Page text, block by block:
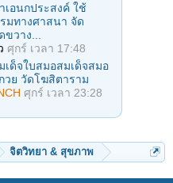
เอนกประสงค์ ใช้
มทางศาสนา จัด
วาง...
ศุกร์ เวลา 17:48
ด็จใบสมอสมเด็จสมอ
วย วัดโฆสิตาราม
ศุกร์ เวลา 23:28
จิตวิทยา & สุขภาพ